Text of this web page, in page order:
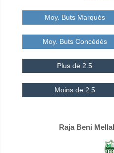
Moy. Buts Marqués
Moy. Buts Concédés
Plus de 2.5
Moins de 2.5
Raja Beni